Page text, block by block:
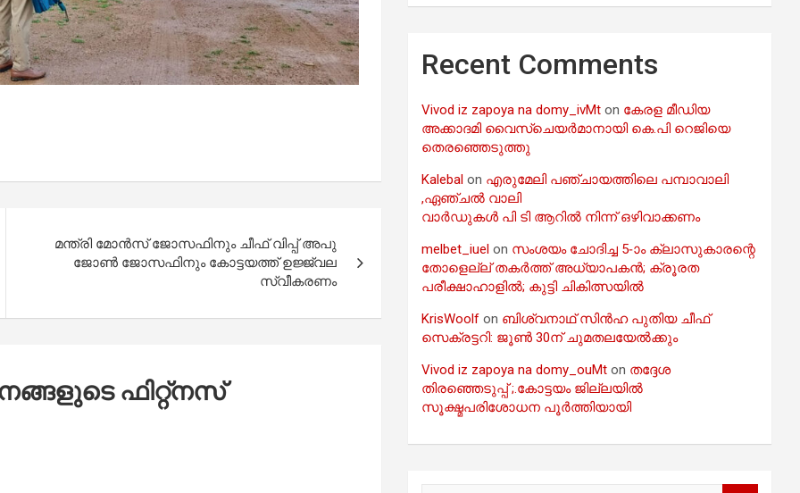
മന്ത്രി മോൻസ് ജോസഫിനും ചീഫ് വിപ്പ് അപു
ജോൺ ജോസഫിനും കോട്ടയത്ത് ഉജ്ജ്വല
സ്വീകരണം
ഫിറ്റ്നസ്
Recent Comments
Vivod iz zapoya na domy_ivMt on കേരള മീഡിയ
അക്കാദമി വൈസ്ചെയർമാനായി കെ.പി റെജിയെ
തെരഞ്ഞെടുത്തു
Kalebal on എരുമേലി പഞ്ചായത്തിലെ പമ്പാവാലി
,ഏഞ്ചൽ വാലി
വാർഡുകൾ പി ടി ആറിൽ നിന്ന് ഒഴിവാക്കണം
melbet_iuel on സംശയം ചോദിച്ച 5-ാം ക്ലാസുകാരന്റെ
തോളെല്ല് തകർത്ത് അധ്യാപകൻ; ക്രൂരത
പരീക്ഷാഹാളിൽ; കുട്ടി ചികിത്സയിൽ
KrisWoolf on ബിശ്വനാഥ് സിൻഹ പുതിയ ചീഫ്
സെക്രട്ടറി: ജൂൺ 30ന് ചുമതലയേൽക്കും
Vivod iz zapoya na domy_ouMt on തദ്ദേശ
തിരഞ്ഞെടുപ്പ് ;.കോട്ടയം ജില്ലയിൽ
സൂക്ഷ്മപരിശോധന പൂർത്തിയായി